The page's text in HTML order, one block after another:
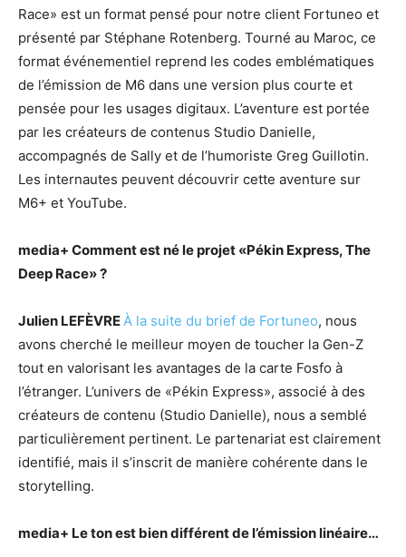
Race» est un format pensé pour notre client Fortuneo et
présenté par Stéphane Rotenberg. Tourné au Maroc, ce
format événementiel reprend les codes emblématiques
de l’émission de M6 dans une version plus courte et
pensée pour les usages digitaux. L’aventure est portée
par les créateurs de contenus Studio Danielle,
accompagnés de Sally et de l’humoriste Greg Guillotin.
Les internautes peuvent découvrir cette aventure sur
M6+ et YouTube.
media+ Comment est né le projet «Pékin Express, The
Deep Race» ?
Julien LEFÈVRE À la suite du brief de Fortuneo, nous
avons cherché le meilleur moyen de toucher la Gen-Z
tout en valorisant les avantages de la carte Fosfo à
l’étranger. L’univers de «Pékin Express», associé à des
créateurs de contenu (Studio Danielle), nous a semblé
particulièrement pertinent. Le partenariat est clairement
identifié, mais il s’inscrit de manière cohérente dans le
storytelling.
media+ Le ton est bien différent de l’émission linéaire…